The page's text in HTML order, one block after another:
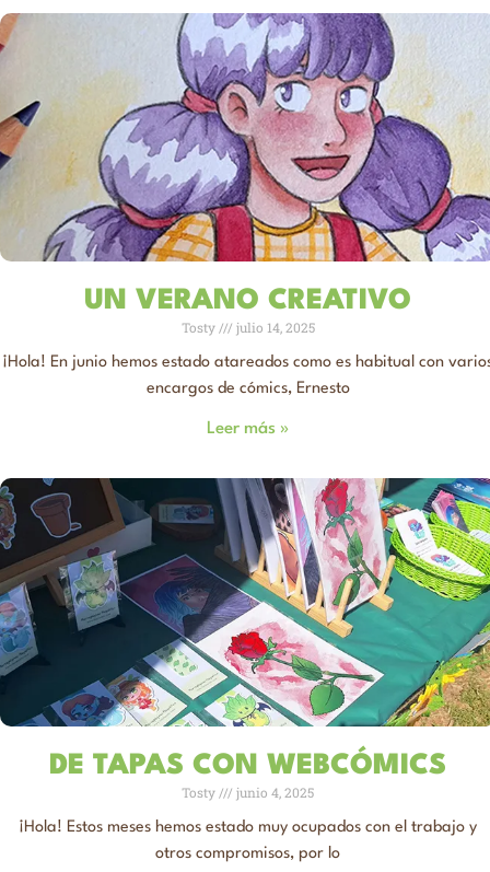
UN VERANO CREATIVO
Tosty julio 14, 2025
¡Hola! En junio hemos estado atareados como es habitual con
encargos de cómics, Ernesto
Leer más »
DE TAPAS CON WEBCÓMICS
Tosty junio 4, 2025
¡Hola! Estos meses hemos estado muy ocupados con el trabajo y
otros compromisos, por lo